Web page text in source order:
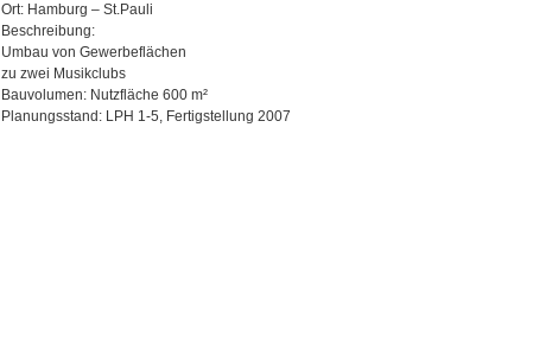
Ort: Hamburg – St.Pauli
Beschreibung:
Umbau von Gewerbeflächen
zu zwei Musikclubs
Bauvolumen: Nutzfläche 600 m²
Planungsstand: LPH 1-5, Fertigstellung 2007